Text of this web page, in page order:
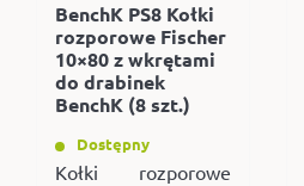
BenchK PS8 Kołki
rozporowe Fischer
10×80 z wkrętami
do drabinek
BenchK (8 szt.)
Dostępny
Kołki rozporowe